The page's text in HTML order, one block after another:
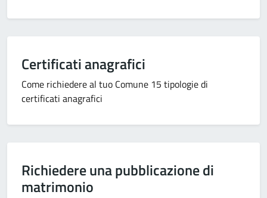
Certificati anagrafici
Come richiedere al tuo Comune 15 tipologie di
certificati anagrafici
Richiedere una pubblicazione di
matrimonio